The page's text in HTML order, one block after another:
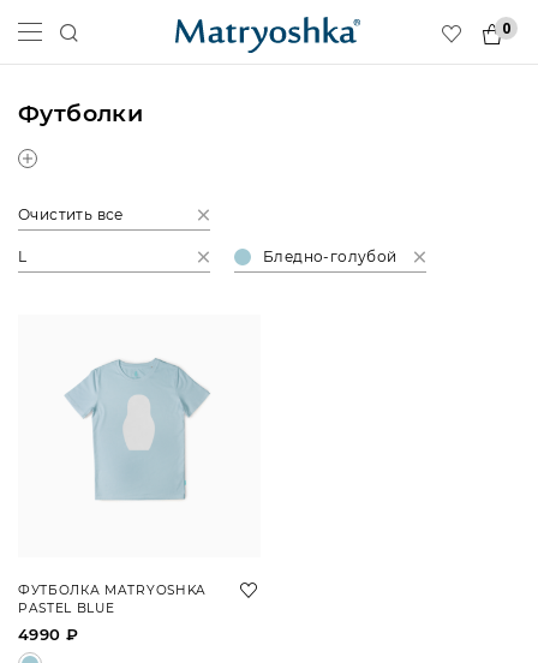
0
Футболки
Очистить все
L Бледно-голубой
ФУТБОЛКА MATRYOSHKA
PASTEL BLUE
4990 ₽